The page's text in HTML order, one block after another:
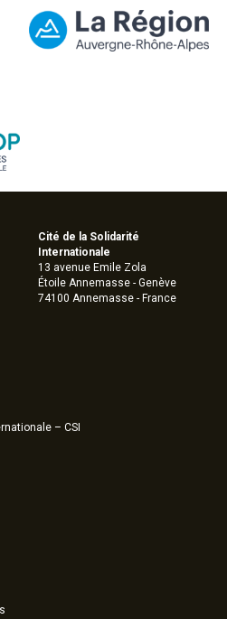
Cité de la Solidarité
Internationale
13 avenue Emile Zola
Étoile Annemasse - Genève
74100 Annemasse - France
– CSI